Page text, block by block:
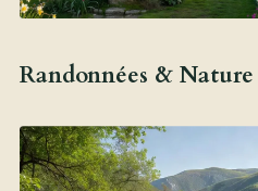
Randonnées & Nature